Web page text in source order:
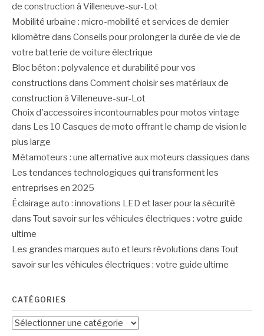
de construction à Villeneuve-sur-Lot
Mobilité urbaine : micro-mobilité et services de dernier
kilomètre dans Conseils pour prolonger la durée de vie de
votre batterie de voiture électrique
Bloc béton : polyvalence et durabilité pour vos
constructions dans Comment choisir ses matériaux de
construction à Villeneuve-sur-Lot
Choix d'accessoires incontournables pour motos vintage
dans Les 10 Casques de moto offrant le champ de vision le
plus large
Métamoteurs : une alternative aux moteurs classiques dans
Les tendances technologiques qui transforment les
entreprises en 2025
Éclairage auto : innovations LED et laser pour la sécurité
dans Tout savoir sur les véhicules électriques : votre guide
ultime
Les grandes marques auto et leurs révolutions dans Tout
savoir sur les véhicules électriques : votre guide ultime
CATÉGORIES
Catégories